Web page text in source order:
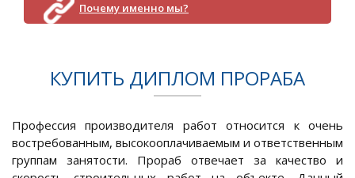
Почему именно мы?
КУПИТЬ ДИПЛОМ ПРОРАБА
Профессия производителя работ относится к очень
востребованным, высокооплачиваемым и ответственным
группам занятости. Прораб отвечает за качество и